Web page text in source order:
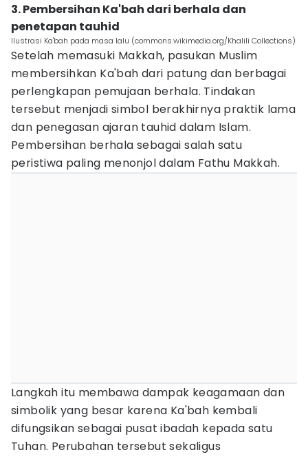
3. Pembersihan Ka'bah dari berhala dan
penetapan tauhid
Ilustrasi Ka'bah pada masa lalu (commons.wikimedia.org/Khalili Collections)
Setelah memasuki Makkah, pasukan Muslim
membersihkan Ka'bah dari patung dan berbagai
perlengkapan pemujaan berhala. Tindakan
tersebut menjadi simbol berakhirnya praktik lama
dan penegasan ajaran tauhid dalam Islam.
Pembersihan berhala sebagai salah satu
peristiwa paling menonjol dalam Fathu Makkah.
Langkah itu membawa dampak keagamaan dan
simbolik yang besar karena Ka'bah kembali
difungsikan sebagai pusat ibadah kepada satu
Tuhan. Perubahan tersebut sekaligus